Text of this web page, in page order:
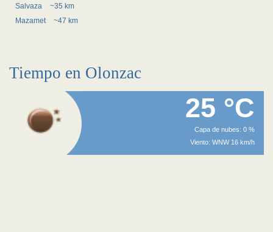
Salvaza
~35 km
Mazamet
~47 km
Tiempo en Olonzac
25 °C
Capa de nubes: 0 %
Viento: WNW 16 km/h